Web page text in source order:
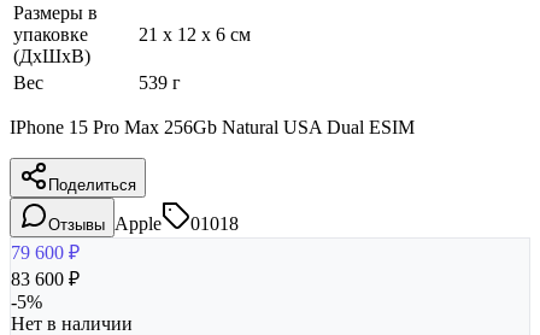
Размеры в
упаковке
(ДхШхВ)
21 x 12 x 6 см
Вес 539 г
IPhone 15 Pro Max 256Gb Natural USA Dual ESIM
Поделиться
Отзывы Apple
01018
79 600 ₽
83 600 ₽
-5%
Нет в наличии